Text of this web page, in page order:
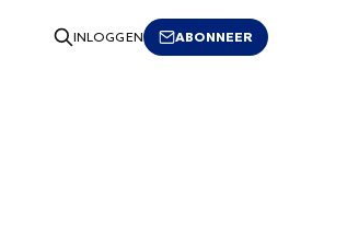
INLOGGEN ABONNEER